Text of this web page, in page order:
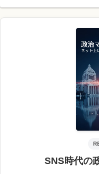
SNS時代の